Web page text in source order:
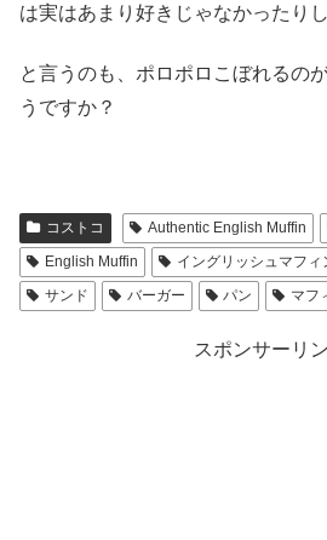
は実はあまり好きじゃなかったりし
と言うのも、ポロポロこぼれるの
うですか？
コストコ Authentic English Muffin
English Muffin
イングリッシュマフィ
サンド
バーガー パン マフ
スポンサーリ